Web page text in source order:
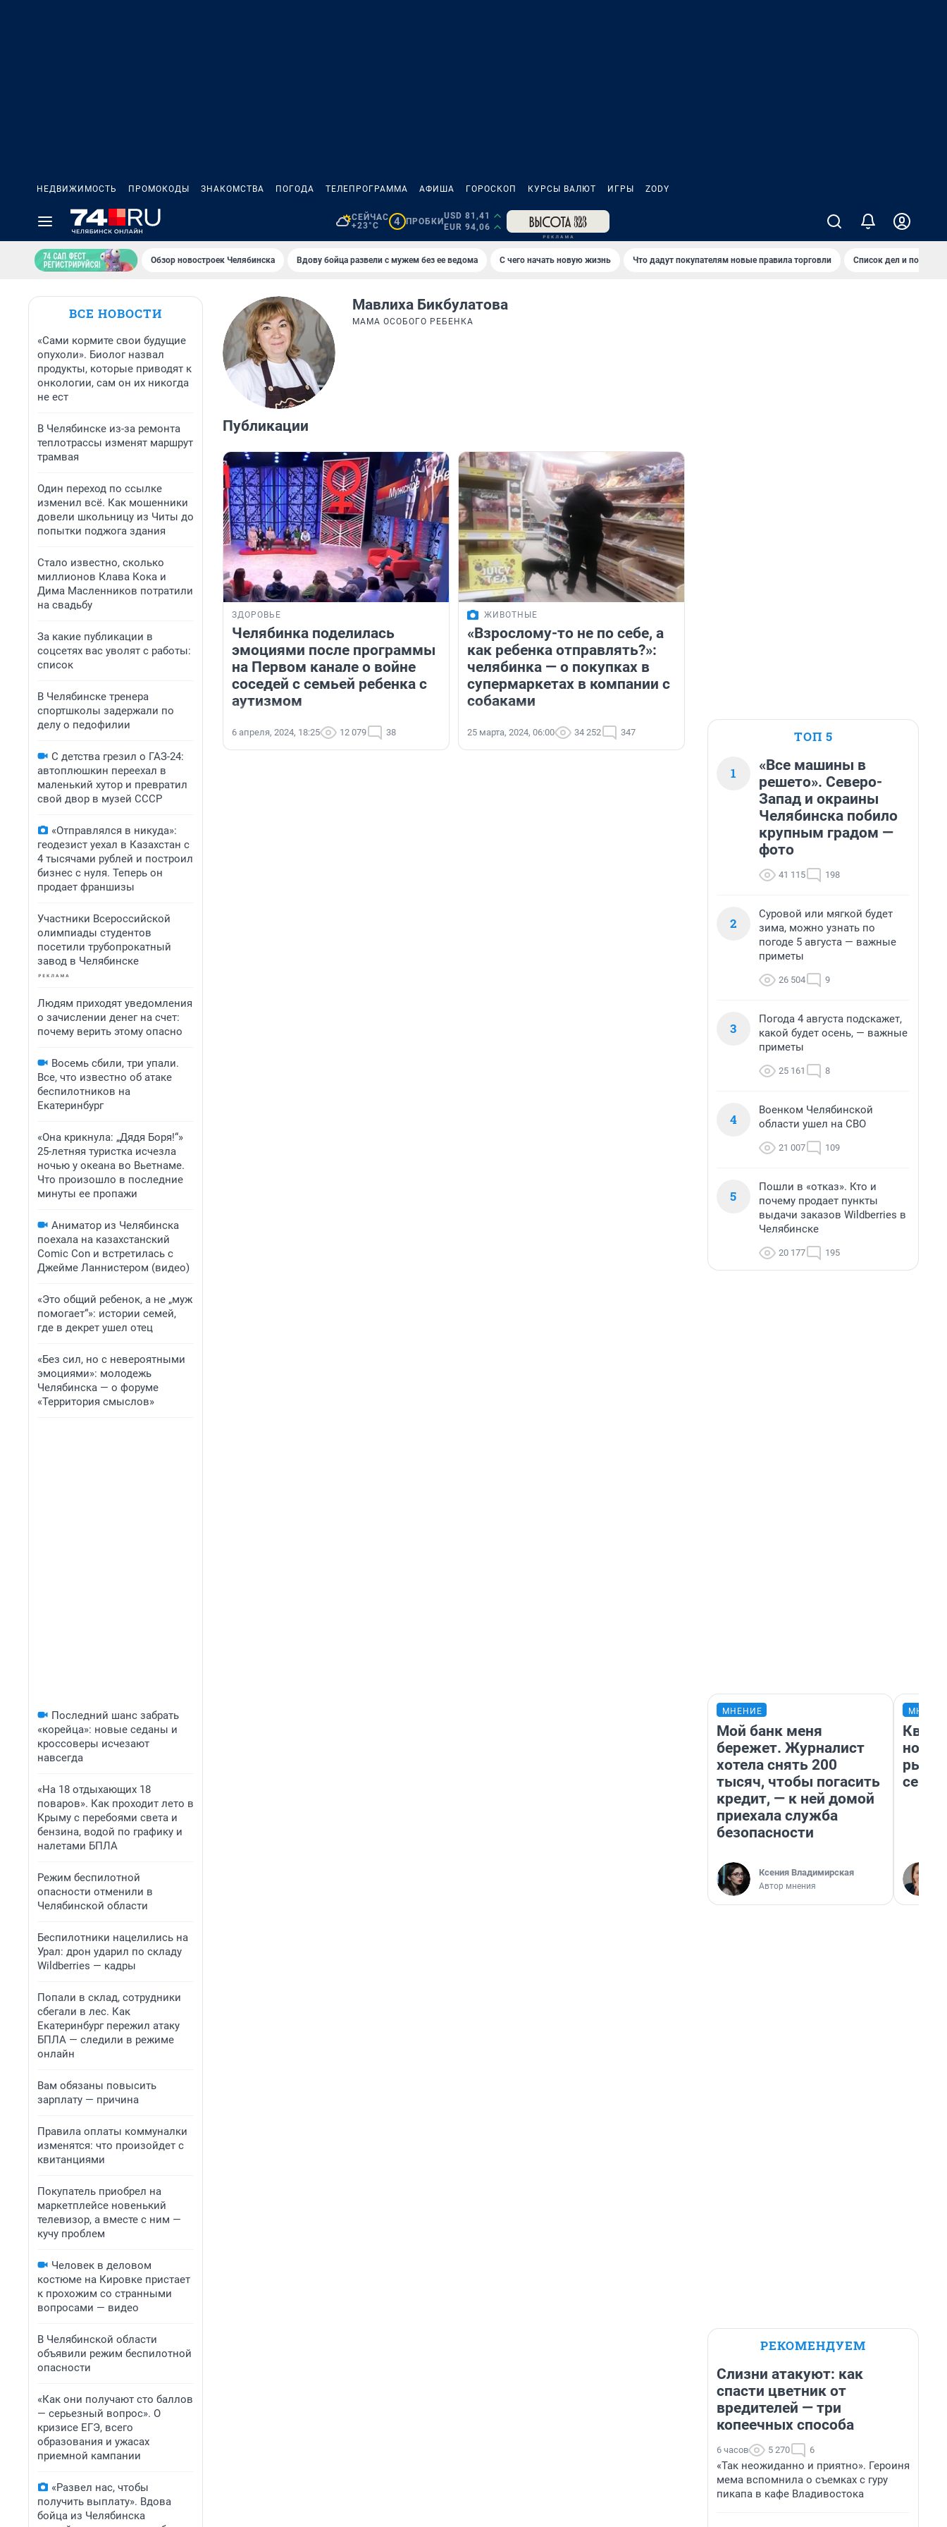
НЕДВИЖИМОСТЬ ПРОМОКОДЫ ЗНАКОМСТВА ПОГОДА ТЕЛЕПРОГРАММА АФИША ГОРОСКОП КУРСЫ ВАЛЮТ ИГРЫ ZODY
СЕЙЧАС
+23°C
4 ПРОБКИ
USD 81,41
EUR 94,06
Обзор новостроек Челябинска Вдову бойца развели с мужем без ее ведома С чего начать новую жизнь Что дадут покупателям новые правила торговли Список дел и покупок
ВСЕ НОВОСТИ
«Сами кормите свои будущие
опухоли». Биолог назвал
продукты, которые приводят к
онкологии, сам он их никогда
не ест
В Челябинске из-за ремонта
теплотрассы изменят маршрут
трамвая
Один переход по ссылке
изменил всё. Как мошенники
довели школьницу из Читы до
попытки поджога здания
Стало известно, сколько
миллионов Клава Кока и
Дима Масленников потратили
на свадьбу
За какие публикации в
соцсетях вас уволят с работы:
список
В Челябинске тренера
спортшколы задержали по
делу о педофилии
С детства грезил о ГАЗ-24:
автоплюшкин переехал в
маленький хутор и превратил
свой двор в музей СССР
«Отправлялся в никуда»:
геодезист уехал в Казахстан с
4 тысячами рублей и построил
бизнес с нуля. Теперь он
продает франшизы
Участники Всероссийской
олимпиады студентов
посетили трубопрокатный
завод в Челябинске
Людям приходят уведомления
о зачислении денег на счет:
почему верить этому опасно
Восемь сбили, три упали.
Все, что известно об атаке
беспилотников на
Екатеринбург
«Она крикнула: „Дядя Боря!“»
25-летняя туристка исчезла
ночью у океана во Вьетнаме.
Что произошло в последние
минуты ее пропажи
Аниматор из Челябинска
поехала на казахстанский
Comic Con и встретилась с
Джейме Ланнистером (видео)
«Это общий ребенок, а не „муж
помогает“»: истории семей,
где в декрет ушел отец
«Без сил, но с невероятными
эмоциями»: молодежь
Челябинска — о форуме
«Территория смыслов»
Последний шанс забрать
«корейца»: новые седаны и
кроссоверы исчезают
навсегда
«На 18 отдыхающих 18
поваров». Как проходит лето в
Крыму с перебоями света и
бензина, водой по графику и
налетами БПЛА
Режим беспилотной
опасности отменили в
Челябинской области
Беспилотники нацелились на
Урал: дрон ударил по складу
Wildberries — кадры
Попали в склад, сотрудники
сбегали в лес. Как
Екатеринбург пережил атаку
БПЛА — следили в режиме
онлайн
Вам обязаны повысить
зарплату — причина
Правила оплаты коммуналки
изменятся: что произойдет с
квитанциями
Покупатель приобрел на
маркетплейсе новенький
телевизор, а вместе с ним —
кучу проблем
Человек в деловом
костюме на Кировке пристает
к прохожим со странными
вопросами — видео
В Челябинской области
объявили режим беспилотной
опасности
«Как они получают сто баллов
— серьезный вопрос». О
кризисе ЕГЭ, всего
образования и ужасах
приемной кампании
«Развел нас, чтобы
получить выплату». Вдова
бойца из Челябинска
Мавлиха Бикбулатова
МАМА ОСОБОГО РЕБЕНКА
Публикации
ЗДОРОВЬЕ
Челябинка поделилась
эмоциями после программы
на Первом канале о войне
соседей с семьей ребенка с
аутизмом
6 апреля, 2024, 18:25 12 079 38
ЖИВОТНЫЕ
«Взрослому-то не по себе, а
как ребенка отправлять?»:
челябинка — о покупках в
супермаркетах в компании с
собаками
25 марта, 2024, 06:00 34 252 347 ТОП 5
1
«Все машины в
решето». Северо-
Запад и окраины
Челябинска побило
крупным градом —
фото
41 115 198
2
Суровой или мягкой будет
зима, можно узнать по
погоде 5 августа — важные
приметы
26 504 9
3
Погода 4 августа подскажет,
какой будет осень, — важные
приметы
25 161 8
4
Военком Челябинской
области ушел на СВО
21 007 109
5
Пошли в «отказ». Кто и
почему продает пункты
выдачи заказов Wildberries в
Челябинске
20 177 195
МНЕНИЕ
Мой банк меня
бережет. Журналист
хотела снять 200
тысяч, чтобы погасить
кредит, — к ней домой
приехала служба
безопасности
Ксения Владимирская
Автор мнения
но
РЕКОМЕНДУЕМ
Слизни атакуют: как
спасти цветник от
вредителей — три
копеечных способа
6 часов 5 270 6
«Так неожиданно и приятно». Героиня
мема вспомнила о съемках с гуру
пикапа в кафе Владивостока